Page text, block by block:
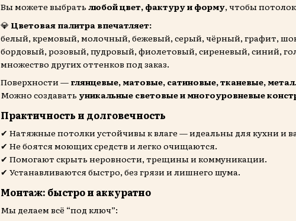
Вы можете выбрать любой цвет, фактуру и форму, чтобы
💎 Цветовая палитра впечатляет:
белый, кремовый, молочный, бежевый, серый, чёрный, графит,
бордовый, розовый, пудровый, фиолетовый, сиреневый, синий,
множество других оттенков под заказ.
Поверхности — глянцевые, матовые, сатиновые, тканевые,
Можно создавать уникальные световые и многоуровневые
Практичность и долговечность
✔ Натяжные потолки устойчивы к влаге — идеальны для кухни и
✔ Не боятся моющих средств и легко очищаются.
✔ Помогают скрыть неровности, трещины и коммуникации.
✔ Устанавливаются быстро, без грязи и лишнего шума.
Монтаж: быстро и аккуратно
Мы делаем всё “под ключ”: